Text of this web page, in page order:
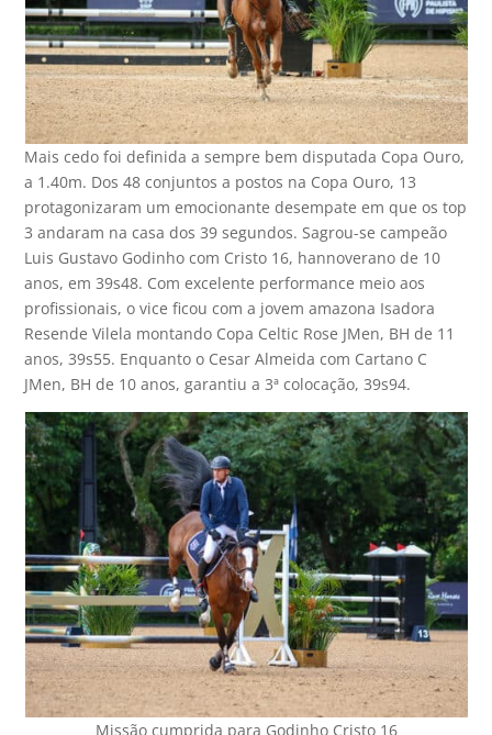
Mais cedo foi definida a sempre bem disputada Copa Ouro,
a 1.40m. Dos 48 conjuntos a postos na Copa Ouro, 13
protagonizaram um emocionante desempate em que os top
3 andaram na casa dos 39 segundos. Sagrou-se campeão
Luis Gustavo Godinho com Cristo 16, hannoverano de 10
anos, em 39s48. Com excelente performance meio aos
profissionais, o vice ficou com a jovem amazona Isadora
Resende Vilela montando Copa Celtic Rose JMen, BH de 11
anos, 39s55. Enquanto o Cesar Almeida com Cartano C
JMen, BH de 10 anos, garantiu a 3ª colocação, 39s94.
Missão cumprida para Godinho Cristo 16